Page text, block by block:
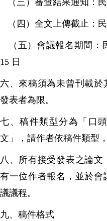
（三）審查結果通知：
（四）全文上傳截止：民
（五）會議報名期間：
15 日
六、來稿須為未曾刊載
發表者為限。
七、稿件類型分為「口
文」，請作者依稿件類型
八、所有接受發表之論
有一位作者報名，並於會
議議程。
九、稿件格式